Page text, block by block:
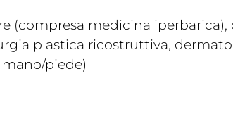
(compresa medicina
plastica ricostruttiva,
piede)